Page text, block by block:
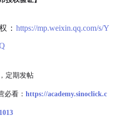
： ‍https://mp.weixin.qq.com/s/Y
定期发帖
必看： https://academy.sinoclick.c